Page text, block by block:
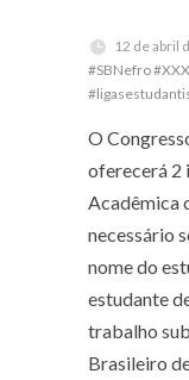
12 de abril
#SBNefro
O
oferecerá 2
Acadêmica
necessário
nome do
estudante
trabalho
Brasileiro